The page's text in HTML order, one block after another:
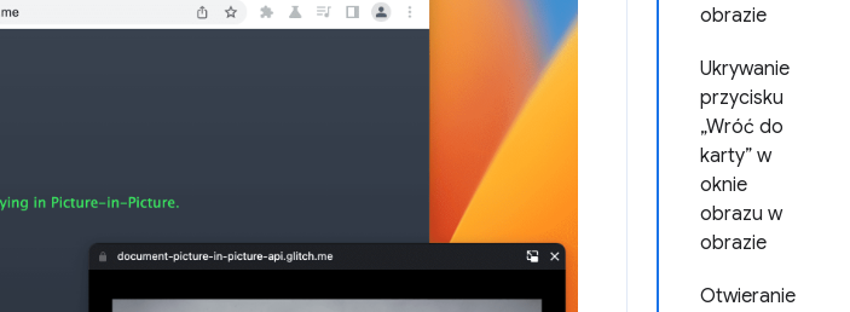
obrazie
Ukrywanie
przycisku
„Wróć do
karty” w
oknie
obrazu w
obrazie
Otwieranie